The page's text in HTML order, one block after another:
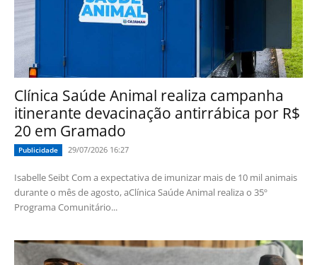
Clínica Saúde Animal realiza campanha
itinerante devacinação antirrábica por R$
20 em Gramado
Publicidade 29/07/2026 16:27
Isabelle Seibt Com a expectativa de imunizar mais de 10 mil animais
durante o mês de agosto, aClínica Saúde Animal realiza o 35º
Programa Comunitário...